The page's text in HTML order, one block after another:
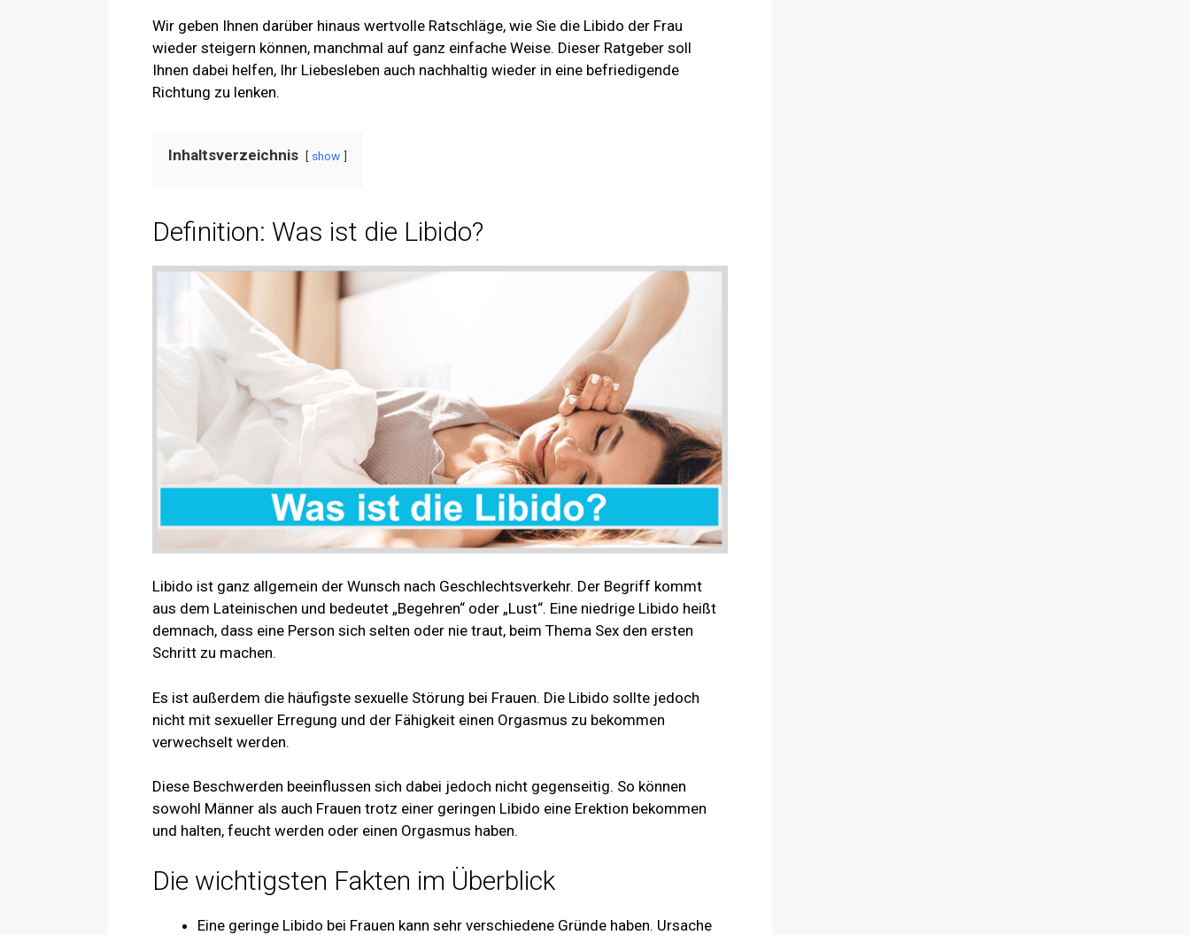
Wir geben Ihnen darüber hinaus wertvolle Ratschläge, wie Sie die Libido der Frau
wieder steigern können, manchmal auf ganz einfache Weise. Dieser Ratgeber soll
Ihnen dabei helfen, Ihr Liebesleben auch nachhaltig wieder in eine befriedigende
Richtung zu lenken.
Inhaltsverzeichnis show
Definition: Was ist die Libido?
Libido ist ganz allgemein der Wunsch nach Geschlechtsverkehr. Der Begriff kommt
aus dem Lateinischen und bedeutet „Begehren“ oder „Lust“. Eine niedrige Libido heißt
demnach, dass eine Person sich selten oder nie traut, beim Thema Sex den ersten
Schritt zu machen.
Es ist außerdem die häufigste sexuelle Störung bei Frauen. Die Libido sollte jedoch
nicht mit sexueller Erregung und der Fähigkeit einen Orgasmus zu bekommen
verwechselt werden.
Diese Beschwerden beeinflussen sich dabei jedoch nicht gegenseitig. So können
sowohl Männer als auch Frauen trotz einer geringen Libido eine Erektion bekommen
und halten, feucht werden oder einen Orgasmus haben.
Die wichtigsten Fakten im Überblick
Eine geringe Libido bei Frauen kann sehr verschiedene Gründe haben. Ursache